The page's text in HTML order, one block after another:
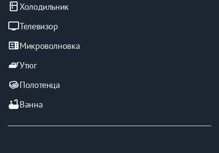
kitchen Холодильник
tvТелевизор
microwaveМикроволновка
ironУтюг
Полотенца
bathtubВанна